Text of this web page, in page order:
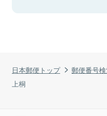
日本郵便トップ 郵便番号
上桐